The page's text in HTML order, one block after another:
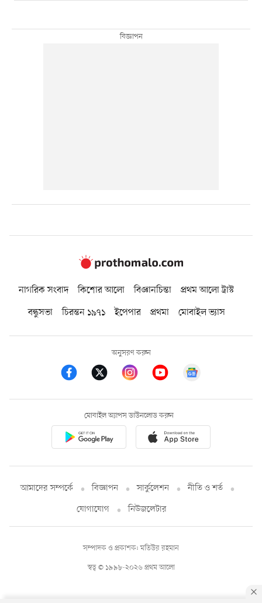
নাগরিক সংবাদ কিশোর আলো বিজ্ঞানচিন্তা
প্রথম আলো ট্রাস্ট
বন্ধুসভা
চিরন্তন ১৯৭১ ইপেপার প্রথমা মোবাইল ভ্যাস
অনুসরণ করুন
মোবাইল অ্যাপস ডাউনলোড করুন
আমাদের সম্পর্কে বিজ্ঞাপন সার্কুলেশন
নীতি ও শর্ত
যোগাযোগ
নিউজলেটার
স্বত্ব © ১৯৯৮-২০২৬ প্রথম আলো
সম্পাদক ও প্রকাশক: মতিউর রহমান